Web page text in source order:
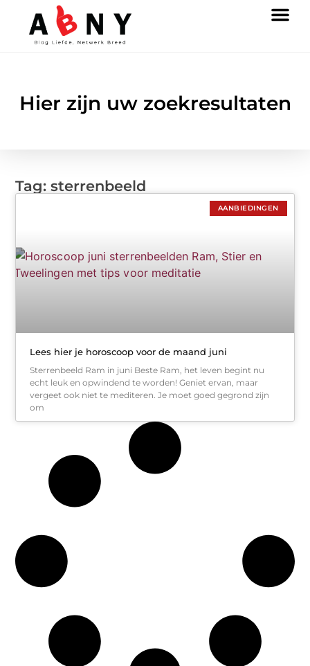
Hier zijn uw zoekresultaten
Tag: sterrenbeeld
AANBIEDINGEN
Lees hier je horoscoop voor de maand juni
Sterrenbeeld Ram in juni Beste Ram, het leven begint nu
echt leuk en opwindend te worden! Geniet ervan, maar
vergeet ook niet te mediteren. Je moet goed gegrond zijn
om